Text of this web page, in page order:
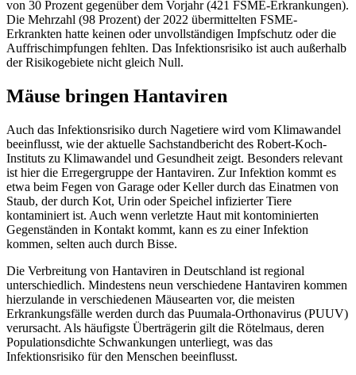
von 30 Prozent gegenüber dem Vorjahr (421 FSME-Erkrankungen).
Die Mehrzahl (98 Prozent) der 2022 übermittelten FSME-
Erkrankten hatte keinen oder unvollständigen Impfschutz oder die
Auffrischimpfungen fehlten. Das Infektionsrisiko ist auch außerhalb
der Risikogebiete nicht gleich Null.
Mäuse bringen Hantaviren
Auch das Infektionsrisiko durch Nagetiere wird vom Klimawandel
beeinflusst, wie der aktuelle Sachstandbericht des Robert-Koch-
Instituts zu Klimawandel und Gesundheit zeigt. Besonders relevant
ist hier die Erregergruppe der Hantaviren. Zur Infektion kommt es
etwa beim Fegen von Garage oder Keller durch das Einatmen von
Staub, der durch Kot, Urin oder Speichel infizierter Tiere
kontaminiert ist. Auch wenn verletzte Haut mit kontominierten
Gegenständen in Kontakt kommt, kann es zu einer Infektion
kommen, selten auch durch Bisse.
Die Verbreitung von Hantaviren in Deutschland ist regional
unterschiedlich. Mindestens neun verschiedene Hantaviren kommen
hierzulande in verschiedenen Mäusearten vor, die meisten
Erkrankungsfälle werden durch das Puumala-Orthonavirus (PUUV)
verursacht. Als häufigste Überträgerin gilt die Rötelmaus, deren
Populationsdichte Schwankungen unterliegt, was das
Infektionsrisiko für den Menschen beeinflusst.